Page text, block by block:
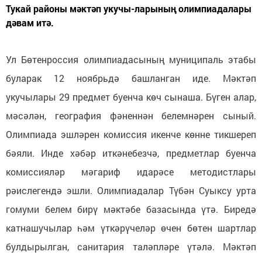
Тукай районы мәктәп укучы-ларының олимпиадалары
дәвам итә.
Ул Бөтенроссия олимпиадасының муниципаль этабы
буларак 12 ноябрьдә башланган иде. Мәктәп
укучылары 29 предмет буенча көч сынаша. Бүген алар,
мәсәлән, география фәненнән белемнәрен сыный.
Олимпиада эшләрен комиссия икенче көнне тикшереп
бәяли. Инде хәбәр иткәнебезчә, предметлар буенча
комиссияләр мәгариф идарәсе методистлары
рәислегендә эшли. Олимпиадалар Түбән Суыксу урта
гомуми белем бирү мәктәбе базасында үтә. Биредә
катнашучылар һәм үткәрүчеләр өчен бөтен шартлар
булдырылган, санитария таләпләре үтәлә. Мәктәп